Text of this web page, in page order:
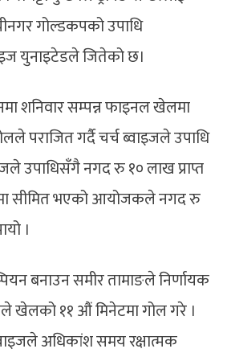
गोल्डकपको उपाधि
युनाइटेडले जितेको छ।
शनिवार सम्पन्न फाइनल खेलमा
पराजित गर्दै चर्च ब्वाइजले उपाधि
उपाधिसँगै नगद रु १० लाख प्राप्त
सीमित भएको आयोजकले नगद रु
।
बनाउन समीर तामाङले निर्णायक
खेलको ११ औं मिनेटमा गोल गरे ।
अधिकांश समय रक्षात्मक